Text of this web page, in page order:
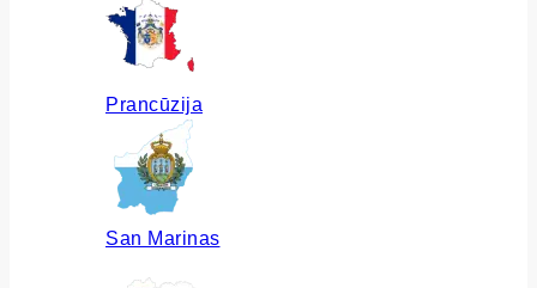
Prancūzija
San Marinas